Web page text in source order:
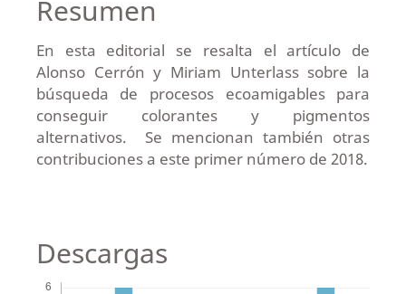
Resumen
En esta editorial se resalta el artículo de
Alonso Cerrón y Miriam Unterlass sobre la
búsqueda de procesos ecoamigables para
conseguir colorantes y pigmentos
alternativos. Se mencionan también otras
contribuciones a este primer número de 2018.
Descargas